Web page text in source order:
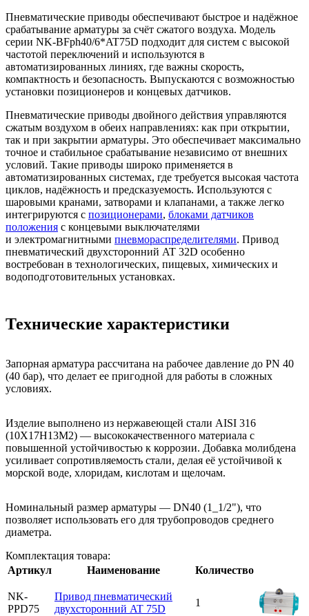
Пневматические приводы обеспечивают быстрое и надёжное
срабатывание арматуры за счёт сжатого воздуха. Модель
серии NK-BFph40/6*AT75D подходит для систем с высокой
частотой переключений и используются в
автоматизированных линиях, где важны скорость,
компактность и безопасность. Выпускаются с возможностью
установки позиционеров и концевых датчиков.
Пневматические приводы двойного действия управляются
сжатым воздухом в обеих направлениях: как при открытии,
так и при закрытии арматуры. Это обеспечивает максимально
точное и стабильное срабатывание независимо от внешних
условий. Такие приводы широко применяется в
автоматизированных системах, где требуется высокая частота
циклов, надёжность и предсказуемость. Используются с
шаровыми кранами, затворами и клапанами, а также легко
интегрируются с позиционерами, блоками датчиков
положения с концевыми выключателями
и электромагнитными пневмораспределителями. Привод
пневматический двухсторонний AT 32D особенно
востребован в технологических, пищевых, химических и
водоподготовительных установках.
Технические характеристики
Запорная арматура рассчитана на рабочее давление до PN 40
(40 бар), что делает ее пригодной для работы в сложных
условиях.
Изделие выполнено из нержавеющей стали AISI 316
(10Х17Н13М2) — высококачественного материала с
повышенной устойчивостью к коррозии. Добавка молибдена
усиливает сопротивляемость стали, делая её устойчивой к
морской воде, хлоридам, кислотам и щелочам.
Номинальный размер арматуры — DN40 (1_1/2"), что
позволяет использовать его для трубопроводов среднего
диаметра.
Комплектация товара:
Артикул
Наименование Количество
NK-
PPD75
Привод пневматический
двухсторонний AT 75D
1